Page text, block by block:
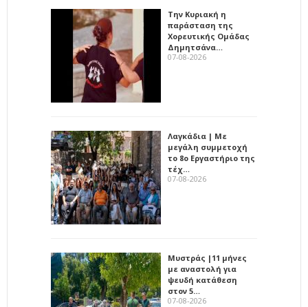
Την Κυριακή η
παράσταση της
Χορευτικής Ομάδας
Δημητσάνα…
07-08-2026
Λαγκάδια | Με
μεγάλη συμμετοχή
το 8ο Εργαστήριο της
τέχ…
07-08-2026
Μυστράς |11 μήνες
με αναστολή για
ψευδή κατάθεση
στον 5…
07-08-2026